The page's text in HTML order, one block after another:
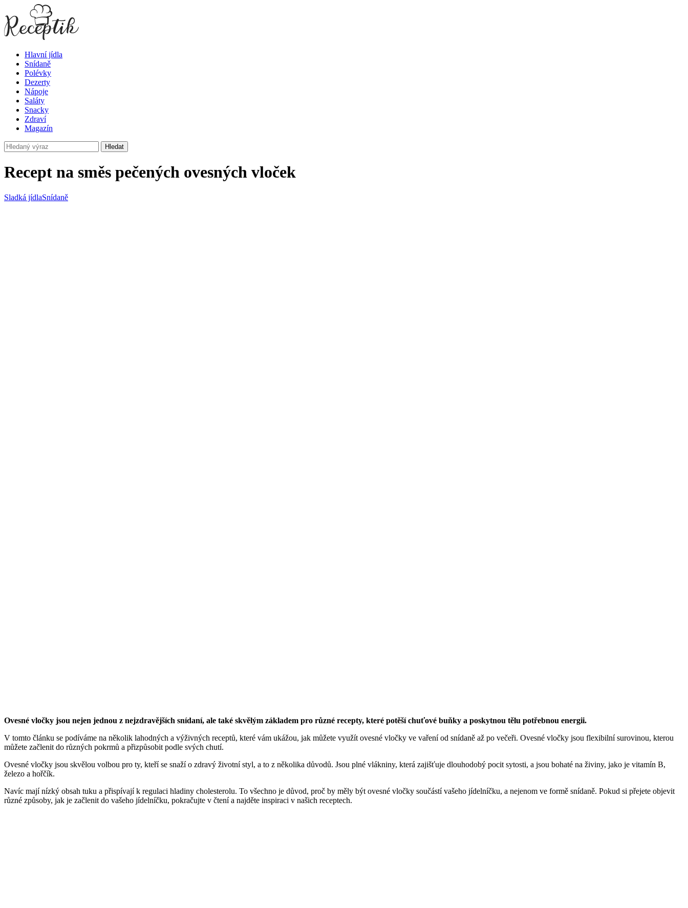
Hlavní jídla
Snídaně
Polévky
Dezerty
Nápoje
Saláty
Snacky
Zdraví
Magazín
Hledat
Recept na směs pečených ovesných vloček
Sladká jídlaSnídaně
Ovesné vločky jsou nejen jednou z nejzdravějších snídaní, ale také skvělým základem pro různé recepty, které potěší chuťové buňky a poskytnou tělu potřebnou energii.
V tomto článku se podíváme na několik lahodných a výživných receptů, které vám ukážou, jak můžete využít ovesné vločky ve vaření od snídaně až po večeři. Ovesné vločky jsou flexibilní surovinou, kterou
můžete začlenit do různých pokrmů a přizpůsobit podle svých chutí.
Ovesné vločky jsou skvělou volbou pro ty, kteří se snaží o zdravý životní styl, a to z několika důvodů. Jsou plné vlákniny, která zajišťuje dlouhodobý pocit sytosti, a jsou bohaté na živiny, jako je vitamín B,
železo a hořčík.
Navíc mají nízký obsah tuku a přispívají k regulaci hladiny cholesterolu. To všechno je důvod, proč by měly být ovesné vločky součástí vašeho jídelníčku, a nejenom ve formě snídaně. Pokud si přejete objevit
různé způsoby, jak je začlenit do vašeho jídelníčku, pokračujte v čtení a najděte inspiraci v našich receptech.